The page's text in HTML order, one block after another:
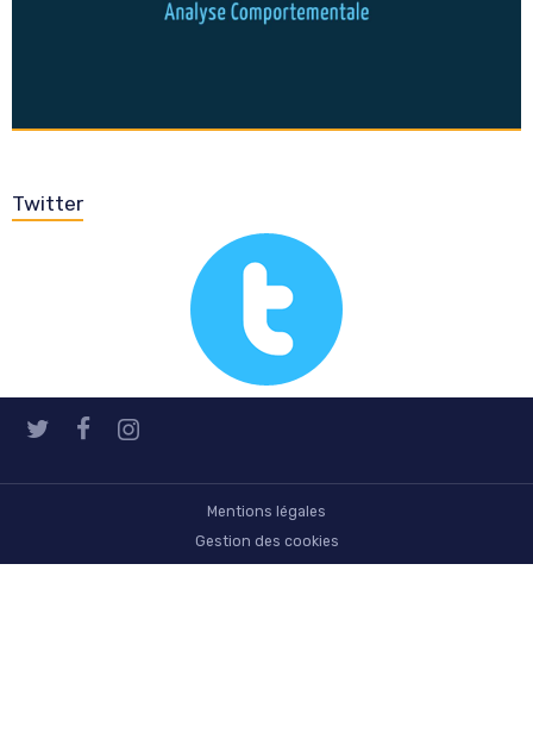
Twitter
Mentions légales
Gestion des cookies